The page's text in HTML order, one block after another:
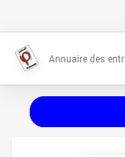
Annuaire des